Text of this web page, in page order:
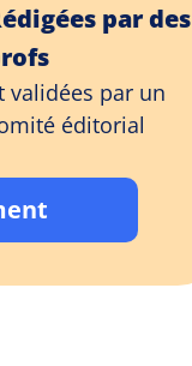
par des
validées par un
éditorial